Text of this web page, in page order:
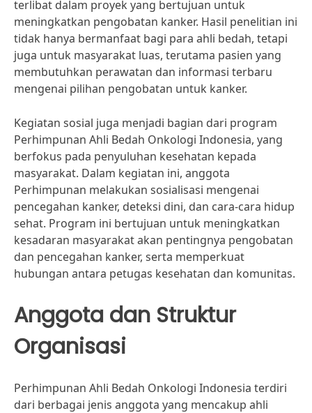
terlibat dalam proyek yang bertujuan untuk
meningkatkan pengobatan kanker. Hasil penelitian ini
tidak hanya bermanfaat bagi para ahli bedah, tetapi
juga untuk masyarakat luas, terutama pasien yang
membutuhkan perawatan dan informasi terbaru
mengenai pilihan pengobatan untuk kanker.
Kegiatan sosial juga menjadi bagian dari program
Perhimpunan Ahli Bedah Onkologi Indonesia, yang
berfokus pada penyuluhan kesehatan kepada
masyarakat. Dalam kegiatan ini, anggota
Perhimpunan melakukan sosialisasi mengenai
pencegahan kanker, deteksi dini, dan cara-cara hidup
sehat. Program ini bertujuan untuk meningkatkan
kesadaran masyarakat akan pentingnya pengobatan
dan pencegahan kanker, serta memperkuat
hubungan antara petugas kesehatan dan komunitas.
Anggota dan Struktur
Organisasi
Perhimpunan Ahli Bedah Onkologi Indonesia terdiri
dari berbagai jenis anggota yang mencakup ahli